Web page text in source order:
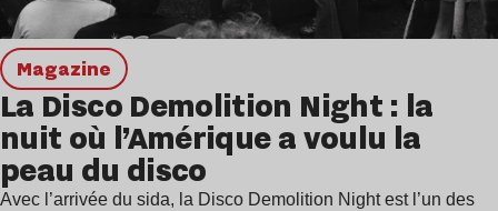
magazine
La Disco Demolition Night : la
nuit où l’Amérique a voulu la
peau du disco
Avec l’arrivée du sida, la Disco Demolition Night est l’un des